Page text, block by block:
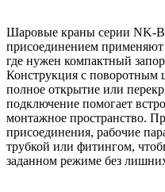
Шаровые краны серии NK-
присоединением применяют
где нужен компактный
Конструкция с поворотным
полное открытие или
подключение помогает
монтажное пространство.
присоединения, рабочие
трубкой или фитингом,
заданном режиме без